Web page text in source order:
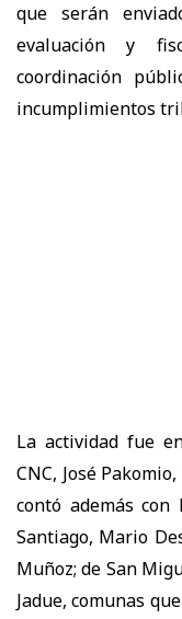
que serán
evaluación y
coordinación
incumplimientos
La actividad fue
CNC, José
contó además
Santiago, Mario
Muñoz; de San
Jadue, comunas